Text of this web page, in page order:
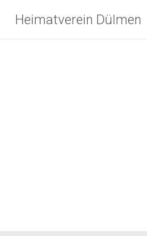
Inhalt
springen
Heimatverein Dülmen